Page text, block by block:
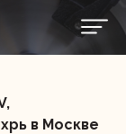
в Москве